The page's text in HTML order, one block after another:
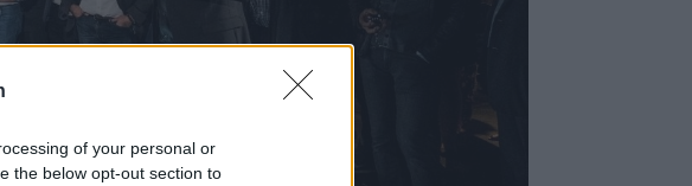
of your personal or
the below opt-out section to